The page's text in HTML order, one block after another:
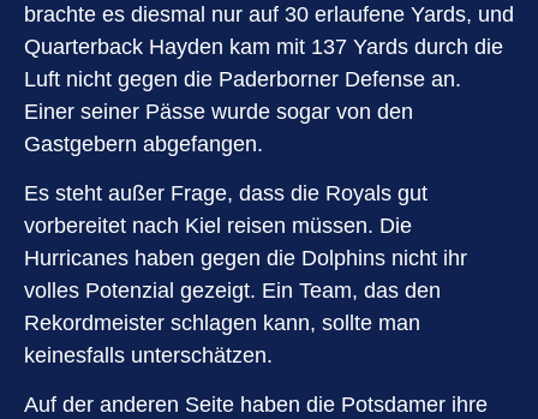
brachte es diesmal nur auf 30 erlaufene Yards, und
Quarterback Hayden kam mit 137 Yards durch die
Luft nicht gegen die Paderborner Defense an.
Einer seiner Pässe wurde sogar von den
Gastgebern abgefangen.
Es steht außer Frage, dass die Royals gut
vorbereitet nach Kiel reisen müssen. Die
Hurricanes haben gegen die Dolphins nicht ihr
volles Potenzial gezeigt. Ein Team, das den
Rekordmeister schlagen kann, sollte man
keinesfalls unterschätzen.
Auf der anderen Seite haben die Potsdamer ihre